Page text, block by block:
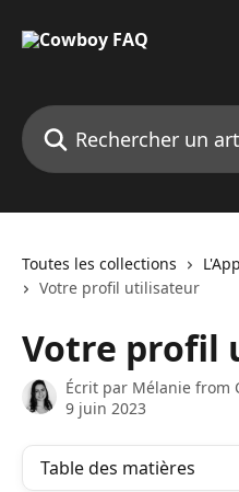
Rechercher un article...
Toutes les collections L'App
Votre profil utilisateur
Votre profil
Écrit par Mélanie from
9 juin 2023
Table des matières